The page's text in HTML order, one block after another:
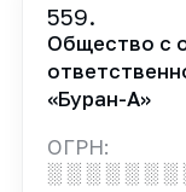
559.
Общество с
«Буран-А»
ОГРН:
░ ░ ░ ░ ░ ░ ░